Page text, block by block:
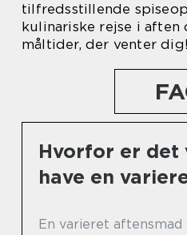
tilfredsstillende
kulinariske rejse i
måltider, der venter dig!
Hvorfor er
have en
En varieret aftensmad